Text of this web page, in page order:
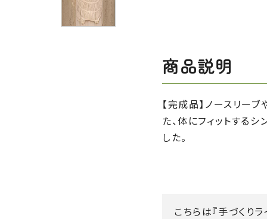
商品説明
【完成品】ノースリー
た、体にフィットする
した。
こちらは『手づくり